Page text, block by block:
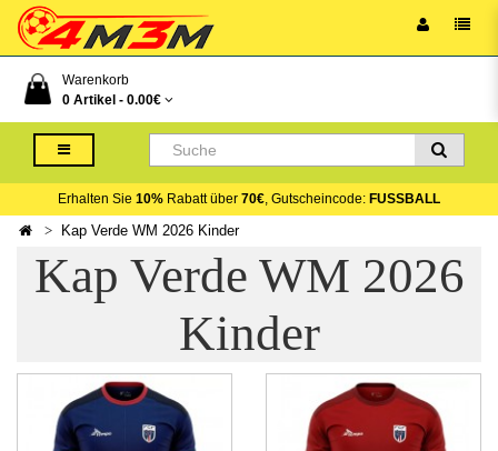
Warenkorb
0 Artikel - 0.00€
Erhalten Sie 10% Rabatt über 70€, Gutscheincode: FUSSBALL
Kap Verde WM 2026 Kinder
Kap Verde WM 2026
Kinder